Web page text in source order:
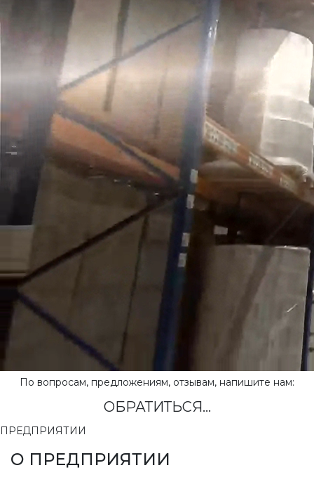
Отдел продаж: (81755) 2-18-62
(81755) 2-07-13
Производство, лаборатория:
(81755) 2-10-14
Контакты отделов
По вопросам, предложениям, отзывам, напишите нам:
ОБРАТИТЬСЯ...
ПРЕДПРИЯТИИ
О ПРЕДПРИЯТИИ